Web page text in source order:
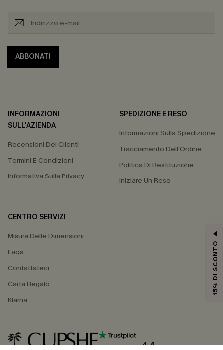
ABBONATI
INFORMAZIONI
SULL'AZIENDA
Recensioni Dei Clienti
Termini E Condizioni
Informativa Sulla Privacy
SPEDIZIONE E RESO
Informazioni Sulla Spedizione
Tracciamento Dell'Ordine
Politica Di Restituzione
Iniziare Un Reso
CENTRO SERVIZI
Misura Delle Dimensioni
Faqs
Contattateci
Carta Regalo
Klarna
4.4
15% DI SCONTO